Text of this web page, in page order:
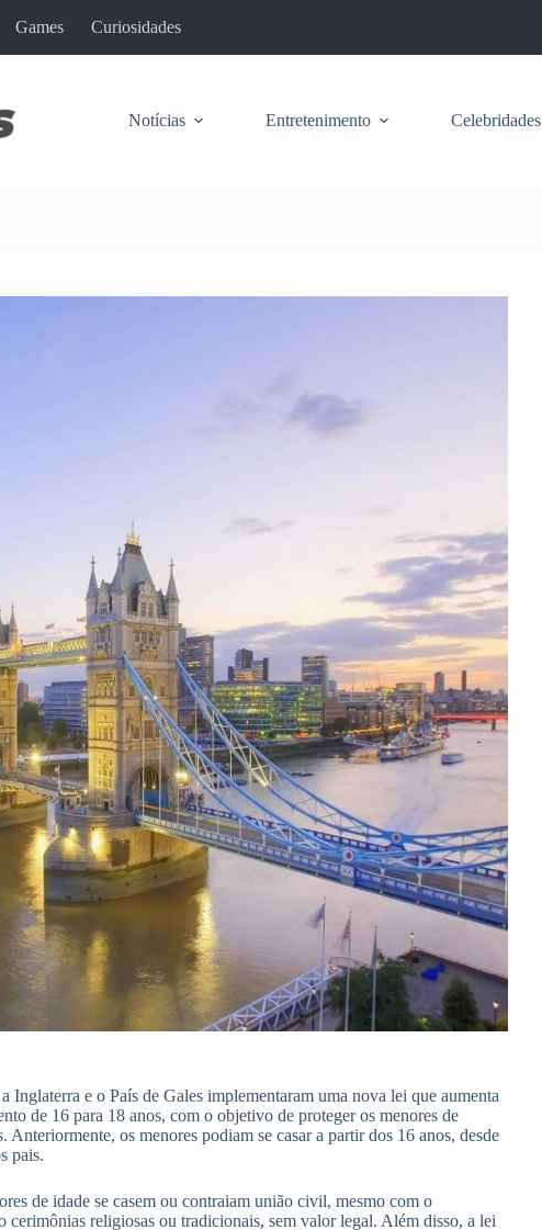
Games Curiosidades
Notícias Entretenimento Celebridades
Inglaterra e o País de Gales implementaram uma nova lei que aumenta
de 16 para 18 anos, com o objetivo de proteger os menores de
Anteriormente, os menores podiam se casar a partir dos 16 anos, desde
pais.
de idade se casem ou contraiam união civil, mesmo com o
cerimônias religiosas ou tradicionais, sem valor legal. Além disso, a lei